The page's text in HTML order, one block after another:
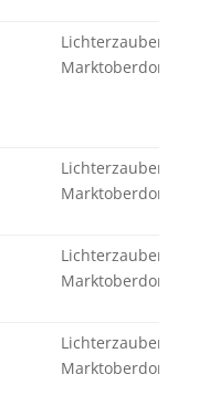
Lichterzauber -
Marktoberdorf
Lichterzauber -
Marktoberdorf
Lichterzauber -
Marktoberdorf
Lichterzauber -
Marktoberdorf